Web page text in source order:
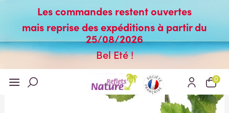
Les commandes restent ouvertes
mais reprise des expéditions à partir du
25/08/2026
Bel Eté !
0